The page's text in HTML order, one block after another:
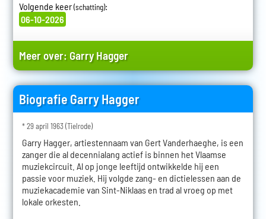
Volgende keer(schatting):
06-10-2026
Meer over: Garry Hagger
Biografie Garry Hagger
* 29 april 1963 (Tielrode)
Garry Hagger, artiestennaam van Gert Vanderhaeghe, is een
zanger die al decennialang actief is binnen het Vlaamse
muziekcircuit. Al op jonge leeftijd ontwikkelde hij een
passie voor muziek. Hij volgde zang- en dictielessen aan de
muziekacademie van Sint-Niklaas en trad al vroeg op met
lokale orkesten.